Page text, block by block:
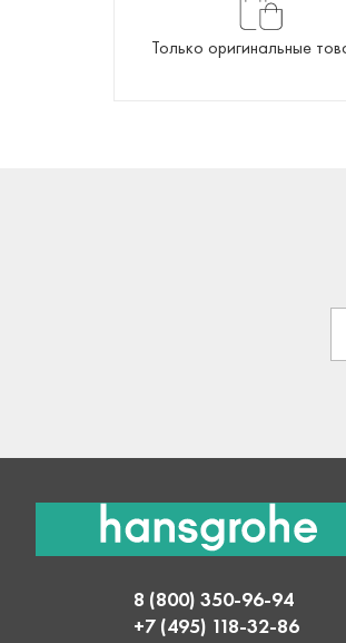
Только оригинальные
8 (800) 350-96-94
+7 (495) 118-32-86